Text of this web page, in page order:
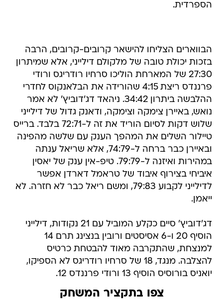
הספרדית.
הבווארים הצליחו להישאר קרובים-קרובים, הרבה
בזכות יכולת טובה של מלקולם דילייני, אלא שמיתרון
27:30 של המארחת הוליכו סרחיו רודריגס ורודי
פרננדס ריצת 4:15 שהורידה את הבלאנקוס לחדרי
ההלבשה ביתרון 34:42. ניהאד דג'דוביץ' לא אמר
נואש, באיירן צימקה וצימקה, ודאנק גדול של דילייני
שלוש דקות לסיום הוריד את זה ל-72:71 בלבד. ברייס
טיילור השלים את המהפך הענק עם שלשה מהפינה
ובאיירן כבר ברחה ל-74:79, אלא שריאל ענתה
במהירות ואיזנה ל-79:79. טיפ-אין ענק של יאסין
איביחי בצירוף איבוד של טראמל דארדן אפשר
לדילייני לקבוע 79:83, ומשם ריאל כבר לא חזרה. לא
ייאמן.
דג'דוביץ' סיים כקלע המוביל עם 21 נקודות, דילייני
הוסיף 20 ו-6 אסיסטים ורובין בנצינג תרם 14
למנצחת, שהתקרבה מאוד להבטחת כרטיס
להצלבה. מנגד, 18 של סרחיו רודריגס לא הספיקו,
יואניס בורוסיס הוסיף 13 ורודי פרננדס 12.
צפו בתקציר המשחק